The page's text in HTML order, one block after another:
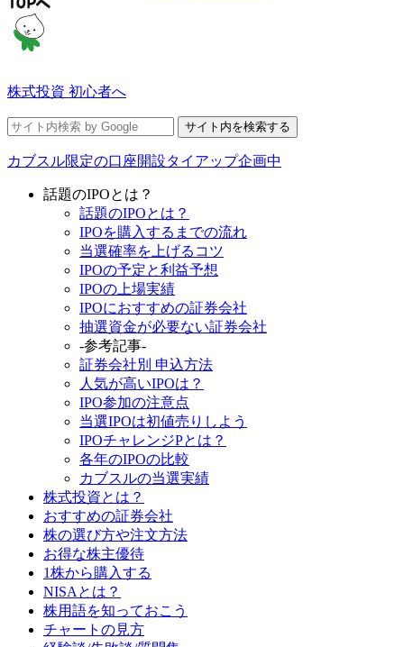
株式投資 初心者へ
カブスル限定の口座開設タイアップ企画中
話題のIPOとは？
話題のIPOとは？
IPOを購入するまでの流れ
当選確率を上げるコツ
IPOの予定と利益予想
IPOの上場実績
IPOにおすすめの証券会社
抽選資金が必要ない証券会社
-参考記事-
証券会社別 申込方法
人気が高いIPOは？
IPO参加の注意点
当選IPOは初値売りしよう
IPOチャレンジPとは？
各年のIPOの比較
カブスルの当選実績
株式投資とは？
おすすめの証券会社
株の選び方や注文方法
お得な株主優待
1株から購入する
NISAとは？
株用語を知っておこう
チャートの見方